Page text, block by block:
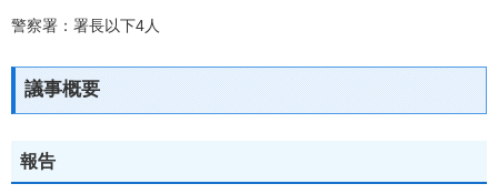
警察署：署長以下4人
議事概要
報告